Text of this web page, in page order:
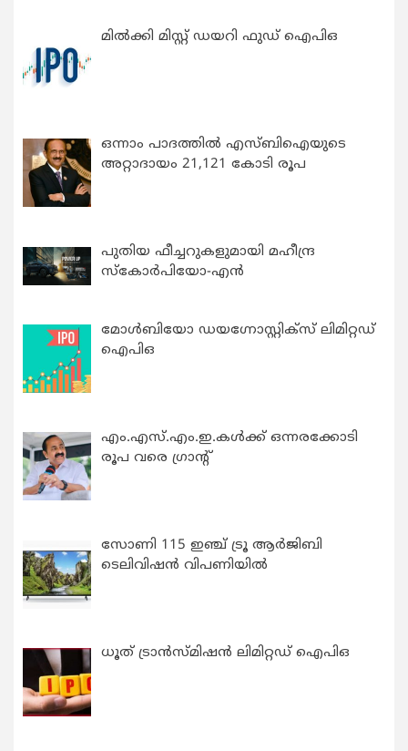
മിൽക്കി മിസ്റ്റ് ഡയറി ഫുഡ് ഐപിഒ
ഒന്നാം പാദത്തിൽ എസ്ബിഐയുടെ
അറ്റാദായം 21,121 കോടി രൂപ
പുതിയ ഫീച്ചറുകളുമായി മഹീന്ദ്ര
സ്കോർപിയോ-എൻ
മോൾബിയോ ഡയഗ്നോസ്റ്റിക്സ് ലിമിറ്റഡ്
ഐപിഒ
എം.എസ്.എം.ഇ.കൾക്ക് ഒന്നരക്കോടി
രൂപ വരെ ഗ്രാന്റ്
സോണി 115 ഇഞ്ച് ട്രൂ ആർജിബി
ടെലിവിഷൻ വിപണിയിൽ
ധൂത് ട്രാൻസ്മിഷൻ ലിമിറ്റഡ് ഐപിഒ